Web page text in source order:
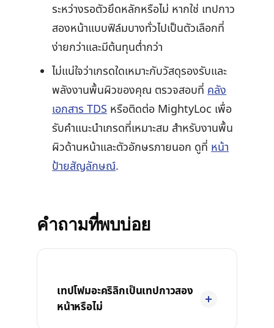
ระหว่างรอตัวยึดหลักหรือไม่ หากใช่ เทปกาว
สองหน้าแบบฟิล์มบางทั่วไปเป็นตัวเลือกที่
ง่ายกว่าและมีต้นทุนต่ำกว่า
ไม่แน่ใจว่าเกรดใดเหมาะกับวัสดุรองรับและ
พลังงานพื้นผิวของคุณ ตรวจสอบที่คลัง
เอกสาร TDSหรือติดต่อ MightyLoc เพื่อ
รับคำแนะนำเกรดที่เหมาะสม สำหรับงานพื้น
ผิวด้านหน้าและตัวอักษรภายนอก ดูที่หน้า
ป้ายสัญลักษณ์.
คำถามที่พบบ่อย
เทปโฟมอะคริลิกเป็นเทปกาวสอง
หน้าหรือไม่